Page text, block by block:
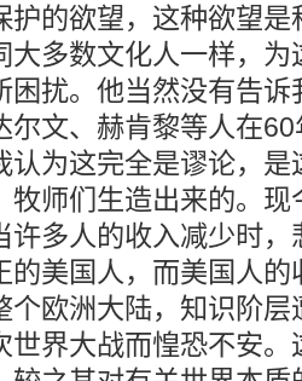
护的欲望，这种欲望
大多数文化人一样，
困扰。他当然没有告
尔文、赫肯黎等人在
认为这完全是谬论，
牧师们生造出来的。
许多人的收入减少时
的美国人，而美国人
个欧洲大陆，知识阶
世界大战而惶恐不安